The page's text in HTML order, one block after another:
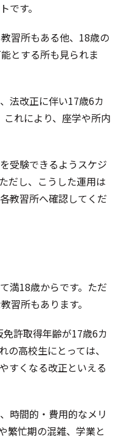
です。
習所もある他、18歳の
とする所も見られま
法改正に伴い17歳6カ
れにより、座学や所内
受験できるようスケジ
だし、こうした運用は
教習所へ確認してくだ
満18歳からです。ただ
習所もあります。
許取得年齢が17歳6カ
の高校生にとっては、
すくなる改正といえる
時間的・費用的なメリ
繁忙期の混雑、学業と